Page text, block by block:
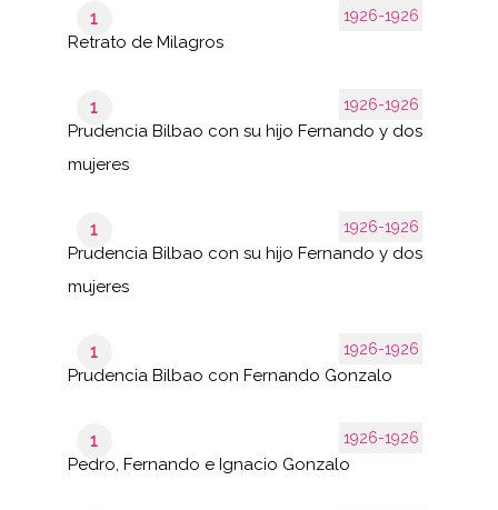
1926-1926
1
Retrato de Milagros
1926-1926
1
Prudencia Bilbao con su hijo Fernando y dos
mujeres
1926-1926
1
Prudencia Bilbao con su hijo Fernando y dos
mujeres
1926-1926
1
Prudencia Bilbao con Fernando Gonzalo
1926-1926
1
Pedro, Fernando e Ignacio Gonzalo